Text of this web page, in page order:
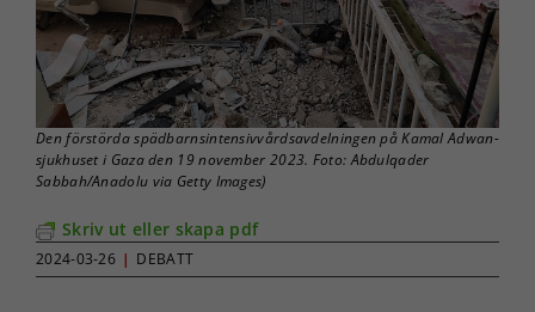
Den förstörda spädbarnsintensivvårdsavdelningen på Kamal Adwan-
sjukhuset i Gaza den 19 november 2023. Foto: Abdulqader
Sabbah/Anadolu via Getty Images)
Skriv ut eller skapa pdf
2024-03-26 | DEBATT